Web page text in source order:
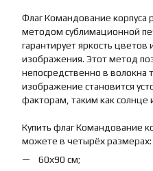
Флаг Командование корпуса
методом сублимационной
гарантирует яркость цветов
изображения. Этот метод
непосредственно в волокна
изображение становится
факторам, таким как солнце
Купить флаг Командование
можете в четырёх размерах:
60х90 см;